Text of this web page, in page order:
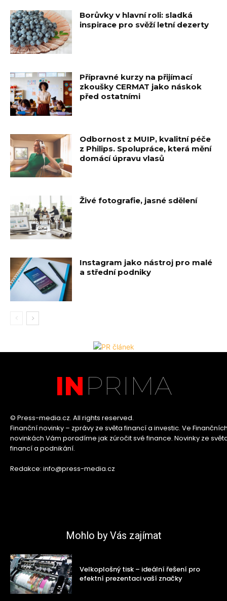
Borůvky v hlavní roli: sladká
inspirace pro svěží letní dezerty
Přípravné kurzy na přijímací
zkoušky CERMAT jako náskok
před ostatními
Odbornost z MUIP, kvalitní péče
z Philips. Spolupráce, která mění
domácí úpravu vlasů
Živé fotografie, jasné sdělení
Instagram jako nástroj pro malé
a střední podniky
INPRIMA
© Press-media.cz. All rights reserved.
Finanční novinky – zprávy ze světa financí a investic. Ve
novinkách Vám poradíme jak zúročit své finance. Novinky ze
financí a podnikání.
Redakce: info@press-media.cz
Mohlo by Vás zajímat
Velkoplošný tisk – ideální řešení pro
efektní prezentaci vaší značky